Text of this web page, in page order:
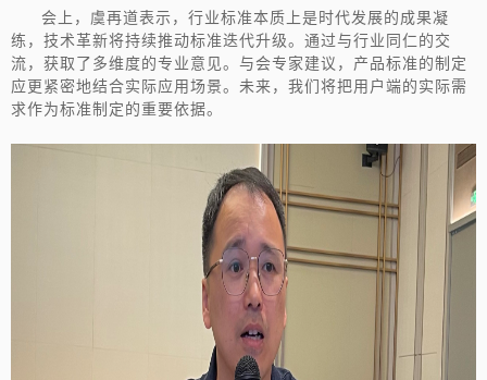
会上，虞再道表示，行业标准本质上是时代发展的成果凝
练，技术革新将持续推动标准迭代升级。通过与行业同仁的交
流，获取了多维度的专业意见。与会专家建议，产品标准的制定
应更紧密地结合实际应用场景。未来，我们将把用户端的实际需
求作为标准制定的重要依据。